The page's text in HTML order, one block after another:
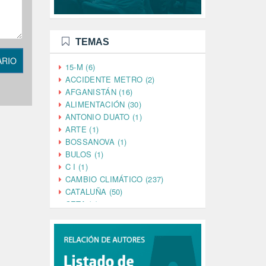
TEMAS
15-M (6)
ACCIDENTE METRO (2)
AFGANISTÁN (16)
ALIMENTACIÓN (30)
ANTONIO DUATO (1)
ARTE (1)
BOSSANOVA (1)
BULOS (1)
C I (1)
CAMBIO CLIMÁTICO (237)
CATALUÑA (50)
CETA (2)
CINE (35)
CIUDADANÍA (633)